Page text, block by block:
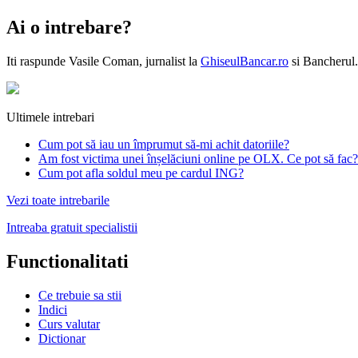
Ai o intrebare?
Iti raspunde Vasile Coman, jurnalist la GhiseulBancar.ro si
Ultimele intrebari
Cum pot să iau un împrumut să-mi achit datoriile?
Am fost victima unei înșelăciuni online pe OLX. Ce pot să fac?
Cum pot afla soldul meu pe cardul ING?
Vezi toate intrebarile
Intreaba gratuit specialistii
Functionalitati
Ce trebuie sa stii
Indici
Curs valutar
Dictionar